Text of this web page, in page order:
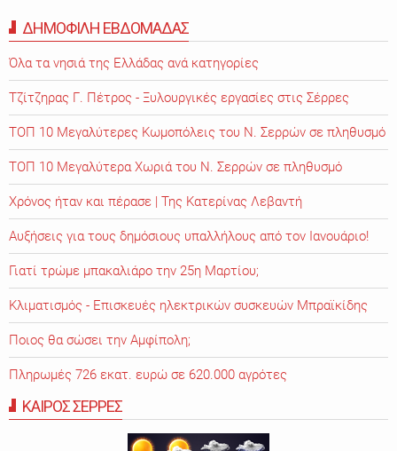
ΔΗΜΟΦΙΛΗ ΕΒΔΟΜΑΔΑΣ
Όλα τα νησιά της Ελλάδας ανά κατηγορίες
Τζίτζηρας Γ. Πέτρος - Ξυλουργικές εργασίες στις Σέρρες
ΤΟΠ 10 Μεγαλύτερες Κωμοπόλεις του Ν. Σερρών σε πληθυσμό
ΤΟΠ 10 Μεγαλύτερα Χωριά του Ν. Σερρών σε πληθυσμό
Χρόνος ήταν και πέρασε | Της Κατερίνας Λεβαντή
Αυξήσεις για τους δημόσιους υπαλλήλους από τον Ιανουάριο!
Γιατί τρώμε μπακαλιάρο την 25η Μαρτίου;
Κλιματισμός - Επισκευές ηλεκτρικών συσκευών Μπραϊκίδης
Ποιος θα σώσει την Αμφίπολη;
Πληρωμές 726 εκατ. ευρώ σε 620.000 αγρότες
ΚΑΙΡΟΣ ΣΕΡΡΕΣ